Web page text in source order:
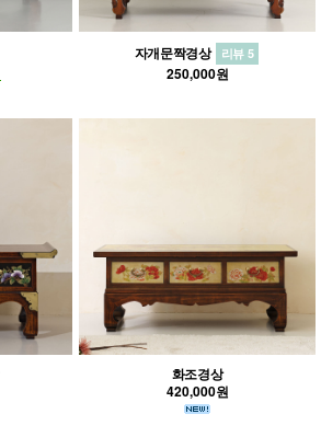
자개문짝경상 리뷰 5
250,000원
화조경상
420,000원